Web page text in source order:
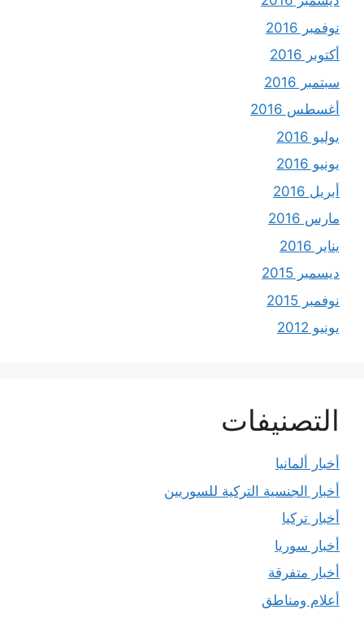
نوفمبر 2016
أكتوبر 2016
سبتمبر 2016
أغسطس 2016
يوليو 2016
يونيو 2016
أبريل 2016
مارس 2016
يناير 2016
ديسمبر 2015
نوفمبر 2015
يونيو 2012
التصنيفات
أخبار ألمانيا
أخبار الجنسية التركية للسوريين
أخبار تركيا
أخبار سوريا
أخبار متفرقة
أعلام ومناطق